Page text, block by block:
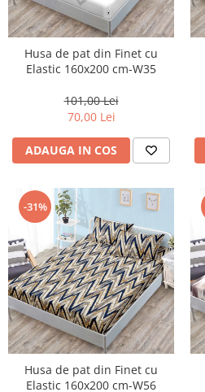
Husa de pat din Finet cu
Elastic 160x200 cm-W35
101,00 Lei
70,00 Lei
ADAUGA IN COS
-31%
Husa de pat din Finet cu
Elastic 160x200 cm-W56